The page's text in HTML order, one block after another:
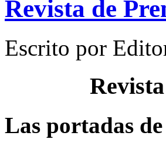
Revista de
Escrito por
Las portadas